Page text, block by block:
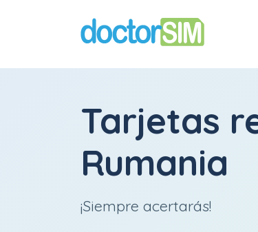
Tarjetas
Rumania
¡Siempre acertarás!